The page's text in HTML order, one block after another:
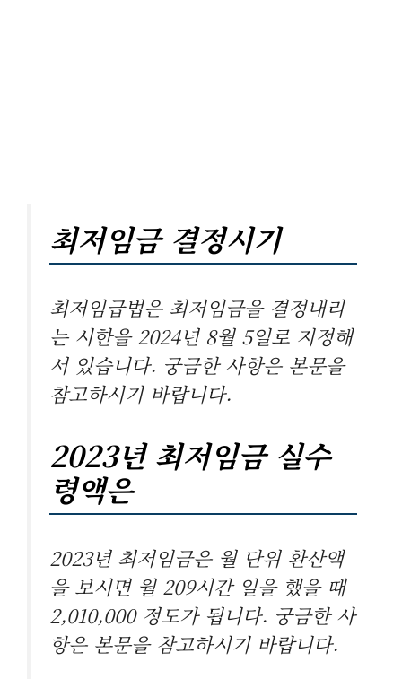
최저임금 결정시기
최저임급법은 최저임금을 결정내리
는 시한을 2024년 8월 5일로 지정해
서 있습니다. 궁금한 사항은 본문을
참고하시기 바랍니다.
2023년 최저임금 실수
령액은
2023년 최저임금은 월 단위 환산액
을 보시면 월 209시간 일을 했을 때
2,010,000 정도가 됩니다. 궁금한 사
항은 본문을 참고하시기 바랍니다.